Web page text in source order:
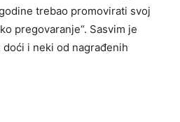
trebao promovirati svoj
pregovaranje“. Sasvim je
i neki od nagrađenih